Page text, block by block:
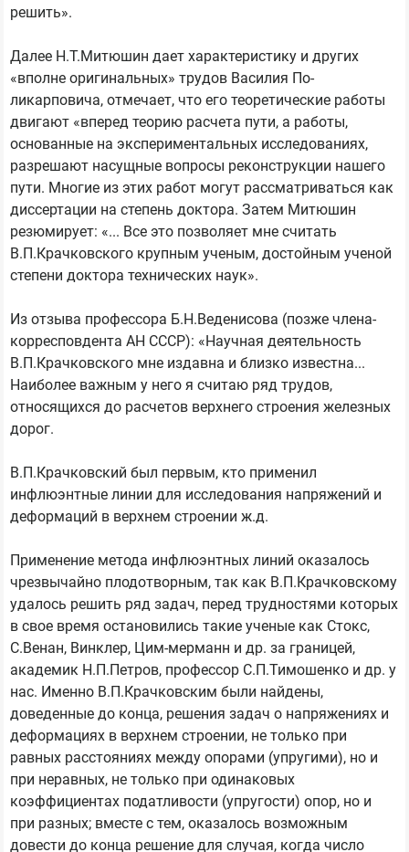
решить».
Далее Н.Т.Митюшин дает характеристику и других
«вполне оригинальных» трудов Василия По-
ликарповича, отмечает, что его теоретические работы
двигают «вперед теорию расчета пути, а работы,
основанные на экспериментальных исследованиях,
разрешают насущные вопросы реконструкции нашего
пути. Многие из этих работ могут рассматриваться как
диссертации на степень доктора. Затем Митюшин
резюмирует: «... Все это позволяет мне считать
В.П.Крачковского крупным ученым, достойным ученой
степени доктора технических наук».
Из отзыва профессора Б.Н.Веденисова (позже члена-
корресповдента АН СССР): «Научная деятельность
В.П.Крачковского мне издавна и близко известна...
Наиболее важным у него я считаю ряд трудов,
относящихся до расчетов верхнего строения железных
дорог.
В.П.Крачковский был первым, кто применил
инфлюэнтные линии для исследования напряжений и
деформаций в верхнем строении ж.д.
Применение метода инфлюэнтных линий оказалось
чрезвычайно плодотворным, так как В.П.Крачковскому
удалось решить ряд задач, перед трудностями которых
в свое время остановились такие ученые как Стокс,
С.Венан, Винклер, Цим-мерманн и др. за границей,
академик Н.П.Петров, профессор С.П.Тимошенко и др. у
нас. Именно В.П.Крачковским были найдены,
доведенные до конца, решения задач о напряжениях и
деформациях в верхнем строении, не только при
равных расстояниях между опорами (упругими), но и
при неравных, не только при одинаковых
коэффициентах податливости (упругости) опор, но и
при разных; вместе с тем, оказалось возможным
довести до конца решение для случая, когда число